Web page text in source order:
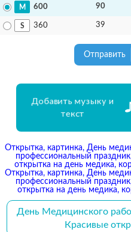
600 90
360 39
Отправить
Добавить музыку и
текст
Открытка, картинка, День
профессиональный
открытка на день медика,
Открытка, картинка, День
профессиональный
открытка на день медика,
День Медицинского
Красивые